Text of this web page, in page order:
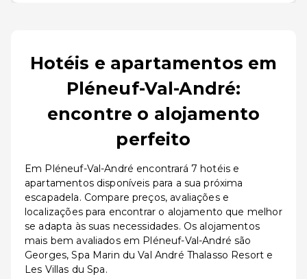
Hotéis e apartamentos em
Pléneuf-Val-André:
encontre o alojamento
perfeito
Em Pléneuf-Val-André encontrará 7 hotéis e
apartamentos disponíveis para a sua próxima
escapadela. Compare preços, avaliações e
localizações para encontrar o alojamento que melhor
se adapta às suas necessidades. Os alojamentos
mais bem avaliados em Pléneuf-Val-André são
Georges, Spa Marin du Val André Thalasso Resort e
Les Villas du Spa.